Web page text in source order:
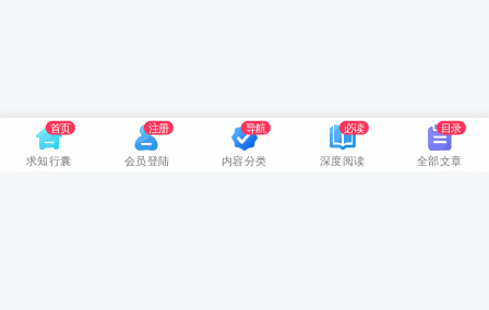
求知行囊
首页
会员登陆
注册
内容分类
导航
深度阅读
必读
全部文章
目录